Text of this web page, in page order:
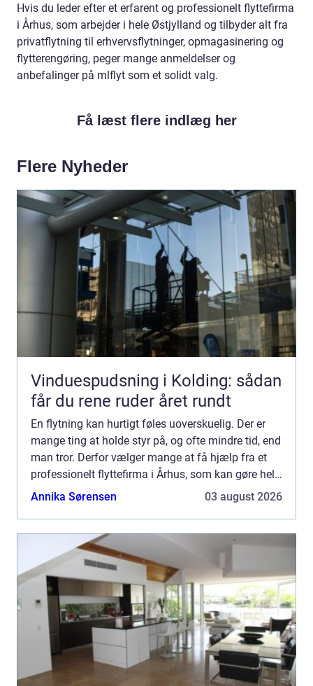
Hvis du leder efter et erfarent og professionelt flyttefirma
i Århus, som arbejder i hele Østjylland og tilbyder alt fra
privatflytning til erhvervsflytninger, opmagasinering og
flytterengøring, peger mange anmeldelser og
anbefalinger på mlflyt som et solidt valg.
Få læst flere indlæg her
Flere Nyheder
Vinduespudsning i Kolding: sådan
får du rene ruder året rundt
En flytning kan hurtigt føles uoverskuelig. Der er
mange ting at holde styr på, og ofte mindre tid, end
man tror. Derfor vælger mange at få hjælp fra et
professionelt flyttefirma i Århus, som kan gøre hele
processen tryggere, hurtigere og mere oversk...
Annika Sørensen 03 august 2026